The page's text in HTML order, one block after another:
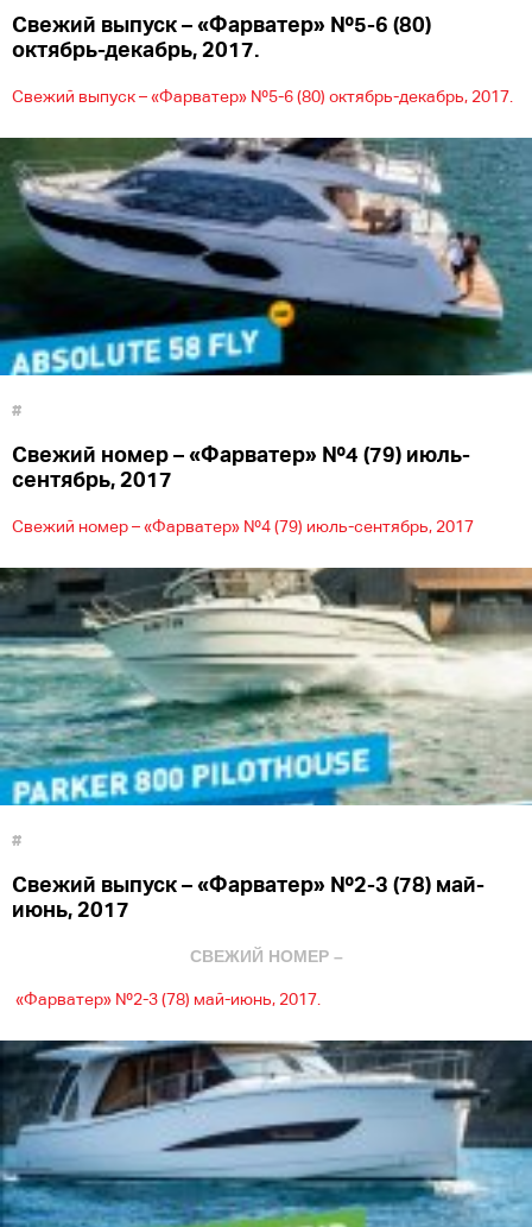
Cвежий выпуск – «Фарватер» №5-6 (80)
октябрь-декабрь, 2017.
Cвежий выпуск – «Фарватер» №5-6 (80) октябрь-декабрь, 2017.
#
Свежий номер – «Фарватер» №4 (79) июль-
сентябрь, 2017
Свежий номер – «Фарватер» №4 (79) июль-сентябрь, 2017
#
Свежий выпуск – «Фарватер» №2-3 (78) май-
июнь, 2017
СВЕЖИЙ НОМЕР –
«Фарватер» №2-3 (78) май-июнь, 2017.